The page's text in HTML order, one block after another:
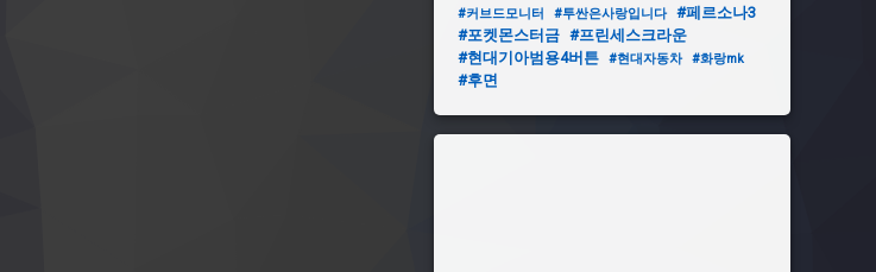
#커브드모니터 #투싼은사랑입니다
#페르소나3
#포켓몬스터금 #프린세스크라운
#현대기아범용4버튼
#현대자동차 #화랑mk
#후면